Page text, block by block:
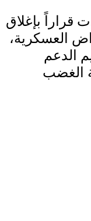
قراراً بإغلاق
العسكرية،
الدعم
الغضب